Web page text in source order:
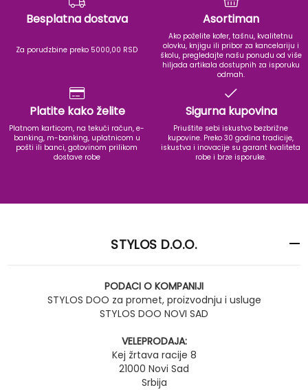
Besplatna dostava
Za porudzbine preko 5000,00 RSD
Asortiman
Ako poželite kofer, tašnu, kvalitetnu
olovku, knjigu ili pribor za kancelariju i
školu, pregledajte našu ponudu od više
hiljada artikala dostupnih za isporuku
odmah.
Platite kako želite
Platnom karticom, na tekući račun, e-
banking, m-banking, uplatnicom u
pošti ili banci, gotovinom prilikom
dostave robe
Sigurna kupovina
Priuštite sebi iskustvo bezbrižne
kupovine. Preko 30 godina tradicije,
iskustva i inovacije su garant kvaliteta
robe i brze isporuke.
STYLOS D.O.O.
PODACI O KOMPANIJI
STYLOS DOO za promet, proizvodnju i usluge
STYLOS DOO NOVI SAD
VELEPRODAJA:
Kej žrtava racije 8
21000 Novi Sad
Srbija